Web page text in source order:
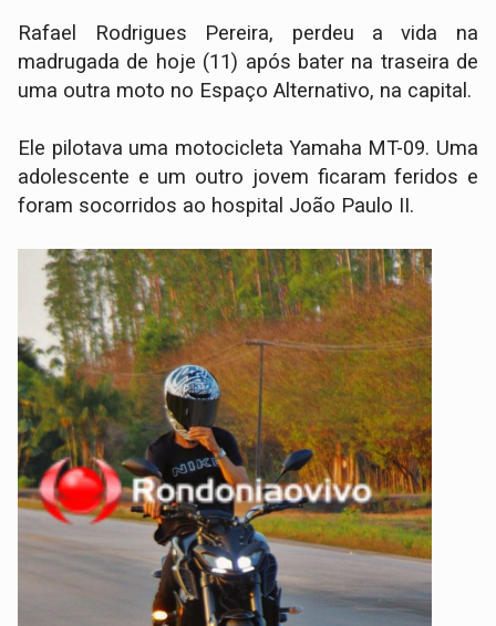
Rafael Rodrigues Pereira, perdeu a vida na
madrugada de hoje (11) após bater na traseira de
uma outra moto no Espaço Alternativo, na capital.
Ele pilotava uma motocicleta Yamaha MT-09. Uma
adolescente e um outro jovem ficaram feridos e
foram socorridos ao hospital João Paulo II.